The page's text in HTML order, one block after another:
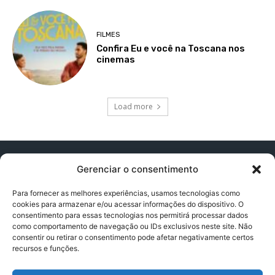
Gerenciar o consentimento
Para fornecer as melhores experiências, usamos tecnologias como
cookies para armazenar e/ou acessar informações do dispositivo. O
consentimento para essas tecnologias nos permitirá processar dados
como comportamento de navegação ou IDs exclusivos neste site. Não
consentir ou retirar o consentimento pode afetar negativamente certos
recursos e funções.
FILMES
Confira Eu e você na Toscana nos
cinemas
Load more
Contato:contatopapogeek@gmail.com